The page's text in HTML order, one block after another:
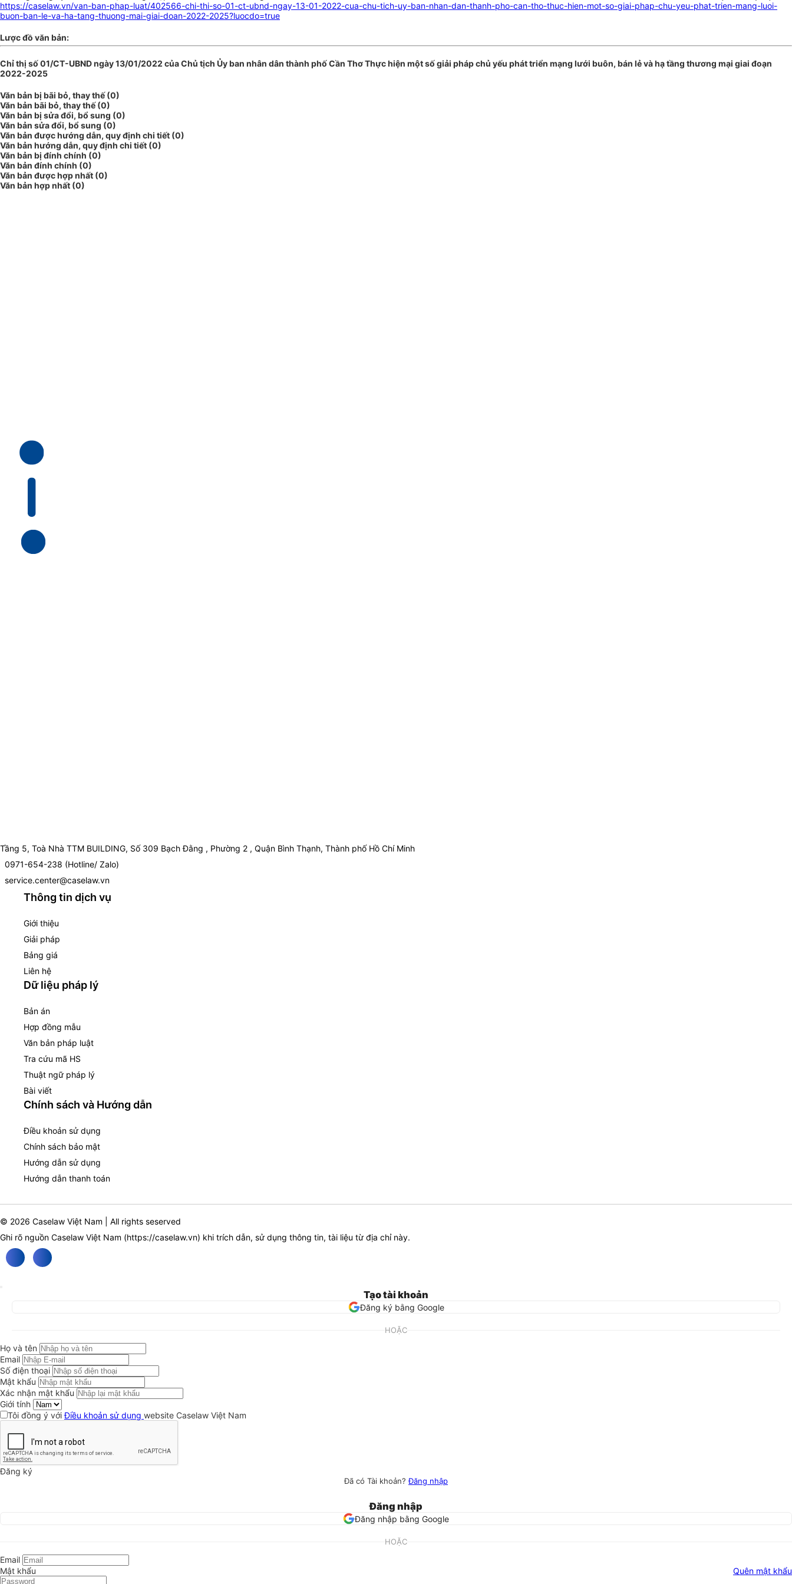
https://caselaw.vn/van-ban-phap-luat/402566-chi-thi-so-01-ct-ubnd-ngay-13-01-2022-cua-chu-tich-uy-ban-nhan-dan-thanh-pho-can-tho-thuc-hien-mot-so-giai-phap-chu-yeu-phat-trien-mang-luoi-
buon-ban-le-va-ha-tang-thuong-mai-giai-doan-2022-2025?luocdo=true
Lược đồ văn bản:
Chỉ thị số 01/CT-UBND ngày 13/01/2022 của Chủ tịch Ủy ban nhân dân thành phố Cần Thơ Thực hiện một số giải pháp chủ yếu phát triển mạng lưới buôn, bán lẻ và hạ tầng thương mại giai đoạn
2022-2025
Văn bản bị bãi bỏ, thay thế (0)
Văn bản bãi bỏ, thay thế (0)
Văn bản bị sửa đổi, bổ sung (0)
Văn bản sửa đổi, bổ sung (0)
Văn bản được hướng dẫn, quy định chi tiết (0)
Văn bản hướng dẫn, quy định chi tiết (0)
Văn bản bị đính chính (0)
Văn bản đính chính (0)
Văn bản được hợp nhất (0)
Văn bản hợp nhất (0)
Tầng 5, Toà Nhà TTM BUILDING, Số 309 Bạch Đằng , Phường 2 , Quận Bình Thạnh, Thành phố Hồ Chí Minh
0971-654-238 (Hotline/ Zalo)
service.center@caselaw.vn
Thông tin dịch vụ
Giới thiệu
Giải pháp
Bảng giá
Liên hệ
Dữ liệu pháp lý
Bản án
Hợp đồng mẫu
Văn bản pháp luật
Tra cứu mã HS
Thuật ngữ pháp lý
Bài viết
Chính sách và Hướng dẫn
Điều khoản sử dụng
Chính sách bảo mật
Hướng dẫn sử dụng
Hướng dẫn thanh toán
© 2026 Caselaw Việt Nam | All rights seserved
Ghi rõ nguồn Caselaw Việt Nam (https://caselaw.vn) khi trích dẫn, sử dụng thông tin, tài liệu từ địa chỉ này.
Tạo tài khoản
Đăng ký bằng Google
HOẶC
Họ và tên
Email
Số điện thoại
Mật khẩu
Xác nhận mật khẩu
Giới tính
Tôi đồng ý vớiĐiều khoản sử dụng website Caselaw Việt Nam
Đăng ký
Đã có Tài khoản?Đăng nhập
Đăng nhập
Đăng nhập bằng Google
HOẶC
Email
Mật khẩu
Quên mật khẩu